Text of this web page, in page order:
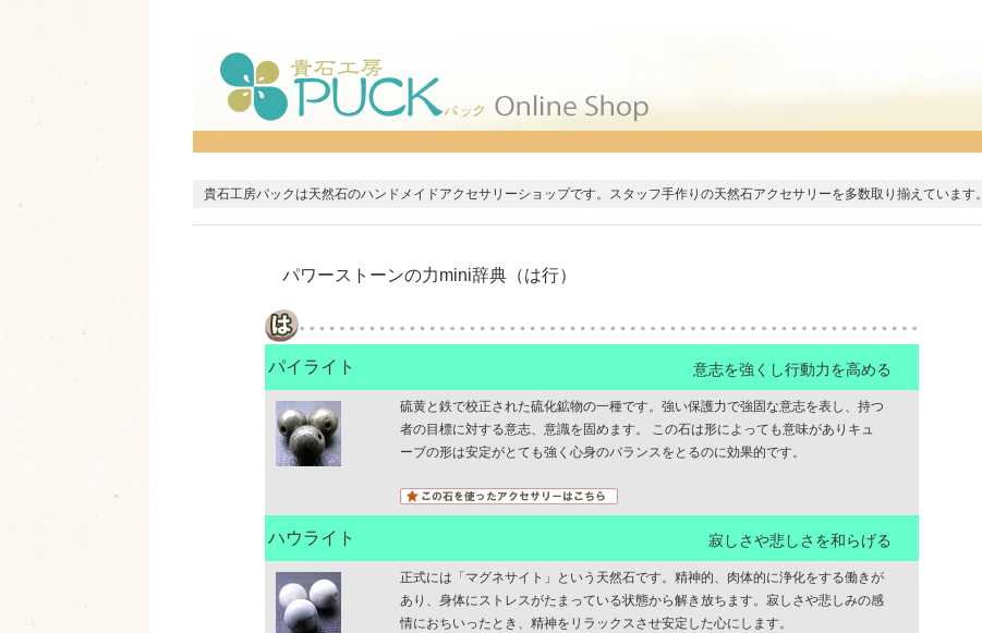
貴石工房パックは天然石のハンドメイドアクセサリーショップです。スタッフ手作りの天然石アクセサリーを多数取り揃えています。
パワーストーンの力mini辞典（は行）
パイライト 意志を強くし行動力を高める
硫黄と鉄で校正された硫化鉱物の一種です。強い保護力で強固な意志を表し、持つ
者の目標に対する意志、意識を固めます。 この石は形によっても意味がありキュ
ーブの形は安定がとても強く心身のバランスをとるのに効果的です。
ハウライト 寂しさや悲しさを和らげる
正式には「マグネサイト」という天然石です。精神的、肉体的に浄化をする働きが
あり、身体にストレスがたまっている状態から解き放ちます。寂しさや悲しみの感
情におちいったとき、精神をリラックスさせ安定した心にします。